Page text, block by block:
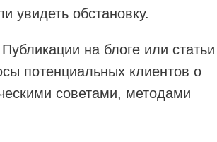
увидеть обстановку.
на блоге или статьи
потенциальных клиентов о
советами, методами